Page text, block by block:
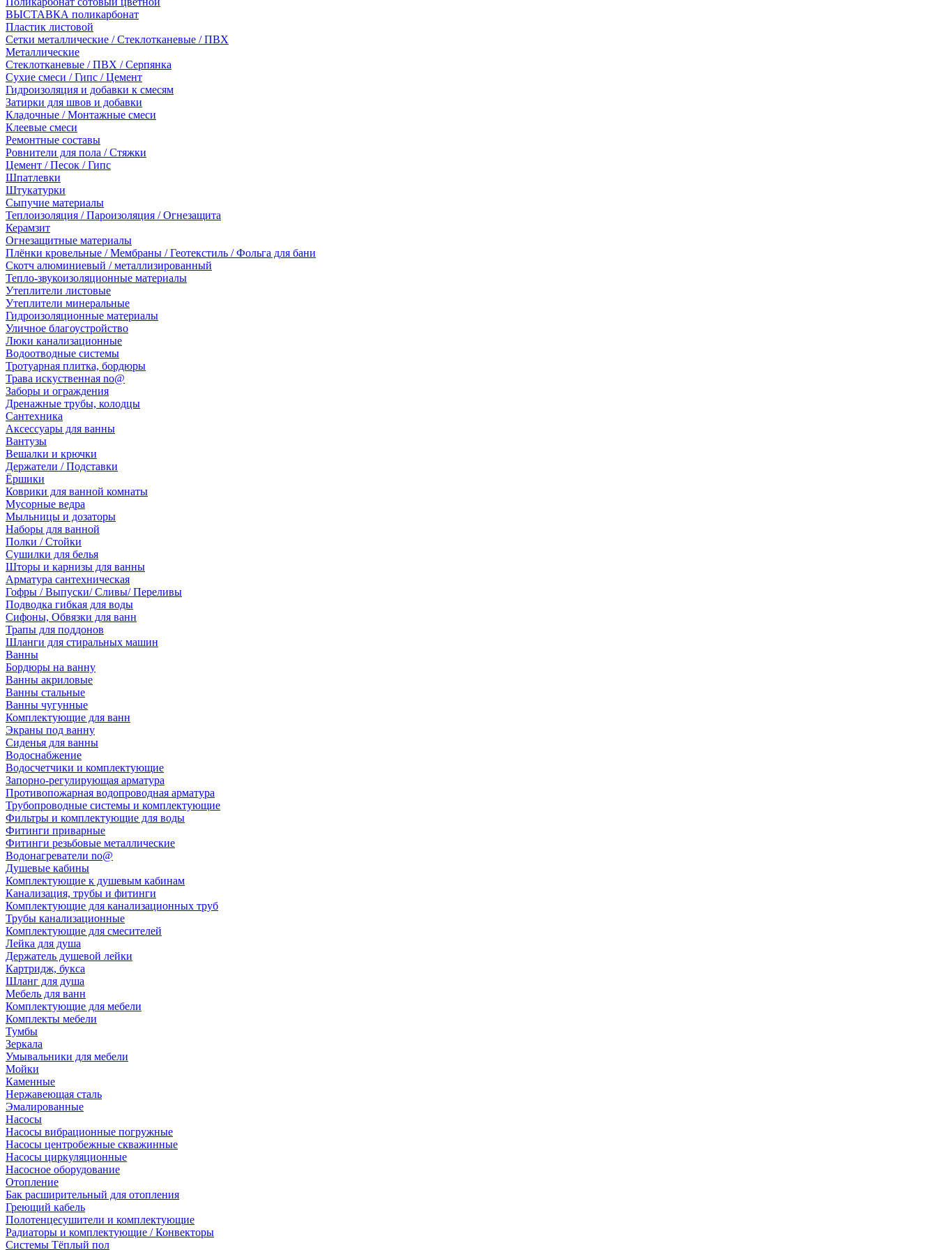
ВЫСТАВКА поликарбонат
Пластик листовой
Сетки металлические / Стеклотканевые / ПВХ
Металлические
Стеклотканевые / ПВХ / Серпянка
Сухие смеси / Гипс / Цемент
Гидроизоляция и добавки к смесям
Затирки для швов и добавки
Кладочные / Монтажные смеси
Клеевые смеси
Ремонтные составы
Ровнители для пола / Стяжки
Цемент / Песок / Гипс
Шпатлевки
Штукатурки
Сыпучие материалы
Теплоизоляция / Пароизоляция / Огнезащита
Керамзит
Огнезащитные материалы
Плёнки кровельные / Мембраны / Геотекстиль / Фольга для бани
Скотч алюминиевый / металлизированный
Тепло-звукоизоляционные материалы
Утеплители листовые
Утеплители минеральные
Гидроизоляционные материалы
Уличное благоустройство
Люки канализационные
Водоотводные системы
Тротуарная плитка, бордюры
Трава искуственная no@
Заборы и ограждения
Дренажные трубы, колодцы
Сантехника
Аксессуары для ванны
Вантузы
Вешалки и крючки
Держатели / Подставки
Ёршики
Коврики для ванной комнаты
Мусорные ведра
Мыльницы и дозаторы
Наборы для ванной
Полки / Стойки
Сушилки для белья
Шторы и карнизы для ванны
Арматура сантехническая
Гофры / Выпуски/ Сливы/ Переливы
Подводка гибкая для воды
Сифоны, Обвязки для ванн
Трапы для поддонов
Шланги для стиральных машин
Ванны
Бордюры на ванну
Ванны акриловые
Ванны стальные
Ванны чугунные
Комплектующие для ванн
Экраны под ванну
Сиденья для ванны
Водоснабжение
Водосчетчики и комплектующие
Запорно-регулирующая арматура
Противопожарная водопроводная арматура
Трубопроводные системы и комплектующие
Фильтры и комплектующие для воды
Фитинги приварные
Фитинги резьбовые металлические
Водонагреватели no@
Душевые кабины
Комплектующие к душевым кабинам
Канализация, трубы и фитинги
Комплектующие для канализационных труб
Трубы канализационные
Комплектующие для смесителей
Лейка для душа
Держатель душевой лейки
Картридж, букса
Шланг для душа
Мебель для ванн
Комплектующие для мебели
Комплекты мебели
Тумбы
Зеркала
Умывальники для мебели
Мойки
Каменные
Нержавеющая сталь
Эмалированные
Насосы
Насосы вибрационные погружные
Насосы центробежные скважинные
Насосы циркуляционные
Насосное оборудование
Отопление
Бак расширительный для отопления
Греющий кабель
Полотенцесушители и комплектующие
Радиаторы и комплектующие / Конвекторы
Системы Тёплый пол